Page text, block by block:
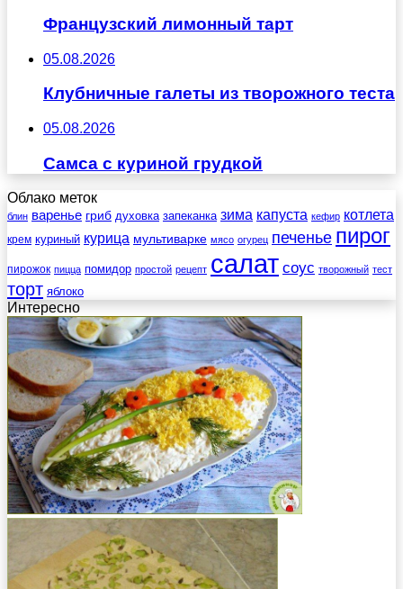
Французский лимонный тарт
05.08.2026
Клубничные галеты из творожного теста
05.08.2026
Самса с куриной грудкой
Облако меток
блин варенье гриб духовка запеканка зима капуста кефир котлета
крем куриный курица мультиварке мясо огурец печенье пирог
пирожок пицца помидор простой рецепт салат соус творожный тест
торт яблоко
Интересно